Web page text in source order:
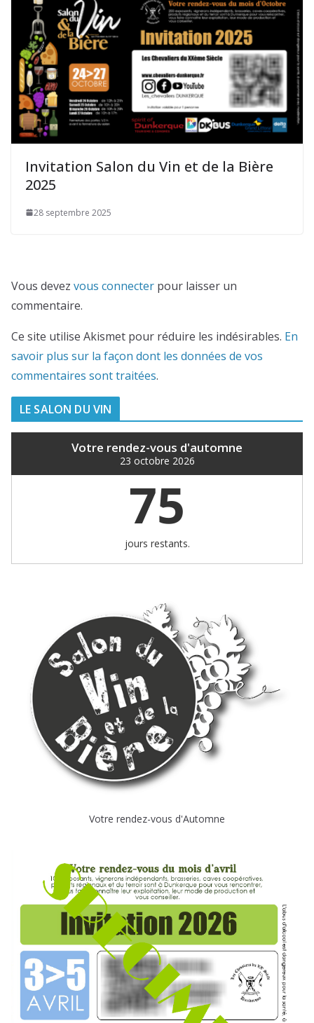
Invitation Salon du Vin et de la Bière
2025
28 septembre 2025
Vous devez vous connecter pour laisser un
commentaire.
Ce site utilise Akismet pour réduire les indésirables. En
savoir plus sur la façon dont les données de vos
commentaires sont traitées.
LE SALON DU VIN
Votre rendez-vous d'automne
23 octobre 2026
75
jours restants.
Votre rendez-vous d'Automne